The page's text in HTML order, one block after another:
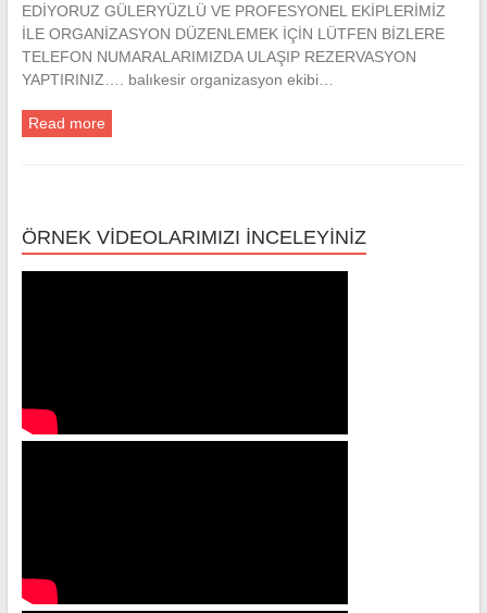
EDİYORUZ GÜLERYÜZLÜ VE PROFESYONEL EKİPLERİMİZ
İLE ORGANİZASYON DÜZENLEMEK İÇİN LÜTFEN BİZLERE
TELEFON NUMARALARIMIZDA ULAŞIP REZERVASYON
YAPTIRINIZ…. balıkesir organizasyon ekibi…
Read more
ÖRNEK VİDEOLARIMIZI İNCELEYİNİZ